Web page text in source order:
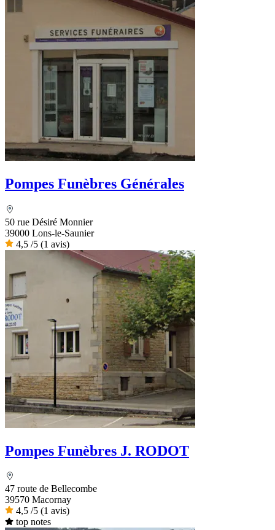
Pompes Funèbres Générales
50 rue Désiré Monnier
39000 Lons-le-Saunier
4,5 /5 (1 avis)
Pompes Funèbres J. RODOT
47 route de Bellecombe
39570 Macornay
4,5 /5 (1 avis)
top notes